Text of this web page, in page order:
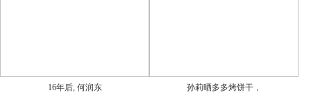
16年后, 何润东 孙莉晒多多烤饼干，